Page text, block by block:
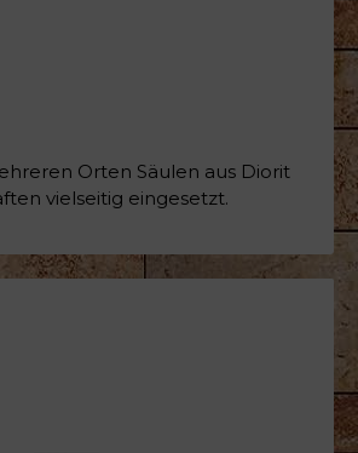
Orten Säulen aus Diorit
vielseitig eingesetzt.